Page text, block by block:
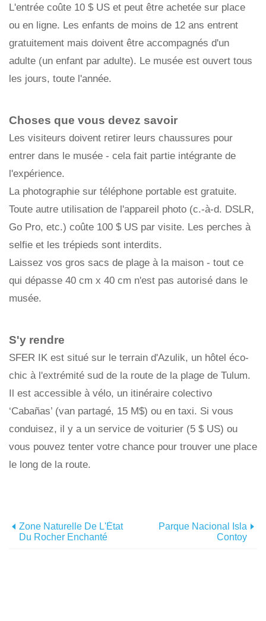
L'entrée coûte 10 $ US et peut être achetée sur place
ou en ligne. Les enfants de moins de 12 ans entrent
gratuitement mais doivent être accompagnés d'un
adulte (un enfant par adulte). Le musée est ouvert tous
les jours, toute l'année.
Choses que vous devez savoir
Les visiteurs doivent retirer leurs chaussures pour
entrer dans le musée - cela fait partie intégrante de
l'expérience.
La photographie sur téléphone portable est gratuite.
Toute autre utilisation de l'appareil photo (c.-à-d. DSLR,
Go Pro, etc.) coûte 100 $ US par visite. Les perches à
selfie et les trépieds sont interdits.
Laissez vos gros sacs de plage à la maison - tout ce
qui dépasse 40 cm x 40 cm n'est pas autorisé dans le
musée.
S'y rendre
SFER IK est situé sur le terrain d'Azulik, un hôtel éco-
chic à l'extrémité sud de la route de la plage de Tulum.
Il est accessible à vélo, un itinéraire colectivo
‘Cabañas’ (van partagé, 15 M$) ou en taxi. Si vous
conduisez, il y a un service de voiturier (5 $ US) ou
vous pouvez tenter votre chance pour trouver une place
le long de la route.
Zone Naturelle De L'État
Du Rocher Enchanté
Parque Nacional Isla
Contoy